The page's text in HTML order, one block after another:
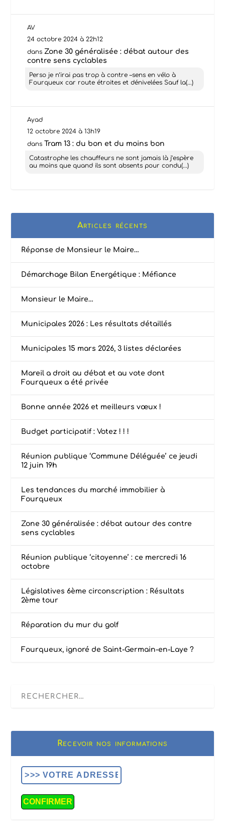
AV
24 octobre 2024 à 22h12
dansZone 30 généralisée : débat autour des
contre sens cyclables
Perso je n’irai pas trop à contre –sens en vélo à
Fourqueux car route étroites et dénivelées Sauf la(...)
Ayad
12 octobre 2024 à 13h19
dans Tram 13 : du bon et du moins bon
Catastrophe les chauffeurs ne sont jamais là j’espère
au moins que quand ils sont absents pour condu(...)
Articles récents
Réponse de Monsieur le Maire…
Démarchage Bilan Energétique : Méfiance
Monsieur le Maire…
Municipales 2026 : Les résultats détaillés
Municipales 15 mars 2026, 3 listes déclarées
Mareil a droit au débat et au vote dont
Fourqueux a été privée
Bonne année 2026 et meilleurs vœux !
Budget participatif : Votez ! ! !
Réunion publique ‘Commune Déléguée’ ce jeudi
12 juin 19h
Les tendances du marché immobilier à
Fourqueux
Zone 30 généralisée : débat autour des contre
sens cyclables
Réunion publique ‘citoyenne’ : ce mercredi 16
octobre
Législatives 6ème circonscription : Résultats
2ème tour
Réparation du mur du golf
Fourqueux, ignoré de Saint-Germain-en-Laye ?
Recevoir nos informations